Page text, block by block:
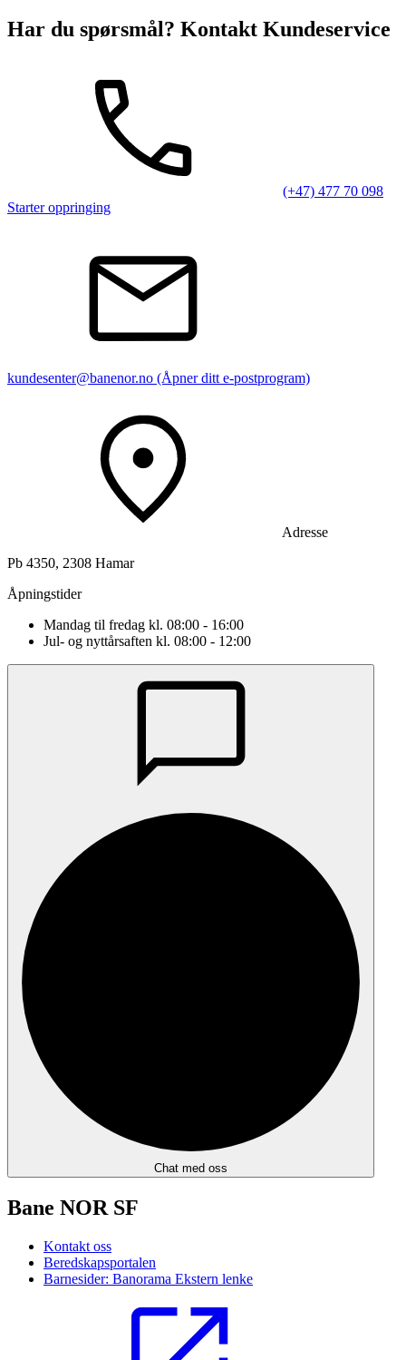
Har du spørsmål? Kontakt Kundeservice
(+47) 477 70 098
Starter oppringing
kundesenter@banenor.no (Åpner ditt e-postprogram)
Adresse
Pb 4350, 2308 Hamar
Åpningstider
Mandag til fredag kl. 08:00 - 16:00
Jul- og nyttårsaften kl. 08:00 - 12:00
Chat med oss
Bane NOR SF
Kontakt oss
Beredskapsportalen
Barnesider: Banorama Ekstern lenke